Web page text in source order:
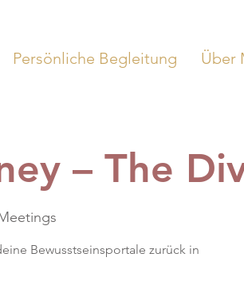
Persönliche Begleitung Über
– The
Bewusstseinsportale zurück in